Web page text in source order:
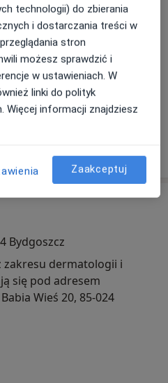
o doświadczeniu
Bydgoszcz
zakresu dermatologii i
się pod adresem
Wieś 20, 85-024
technologii) do zbierania
i dostarczania treści w
stron
możesz sprawdzić i
w ustawieniach. W
linki do polityk
Więcej informacji znajdziesz
Zaakceptuj